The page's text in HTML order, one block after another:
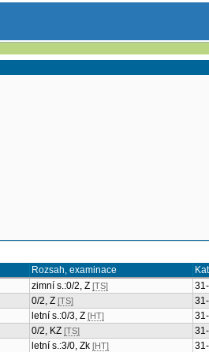
Rozsah, examinace
zimní s.:0/2, Z [TS]
0/2, Z [TS]
letní s.:0/3, Z [HT]
0/2, KZ [TS]
letní s.:3/0, Zk [HT]